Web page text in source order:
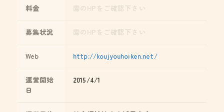
料金
募集状況
Web http://koujyouhoiken.net/
運営開始
日
2015/4/1